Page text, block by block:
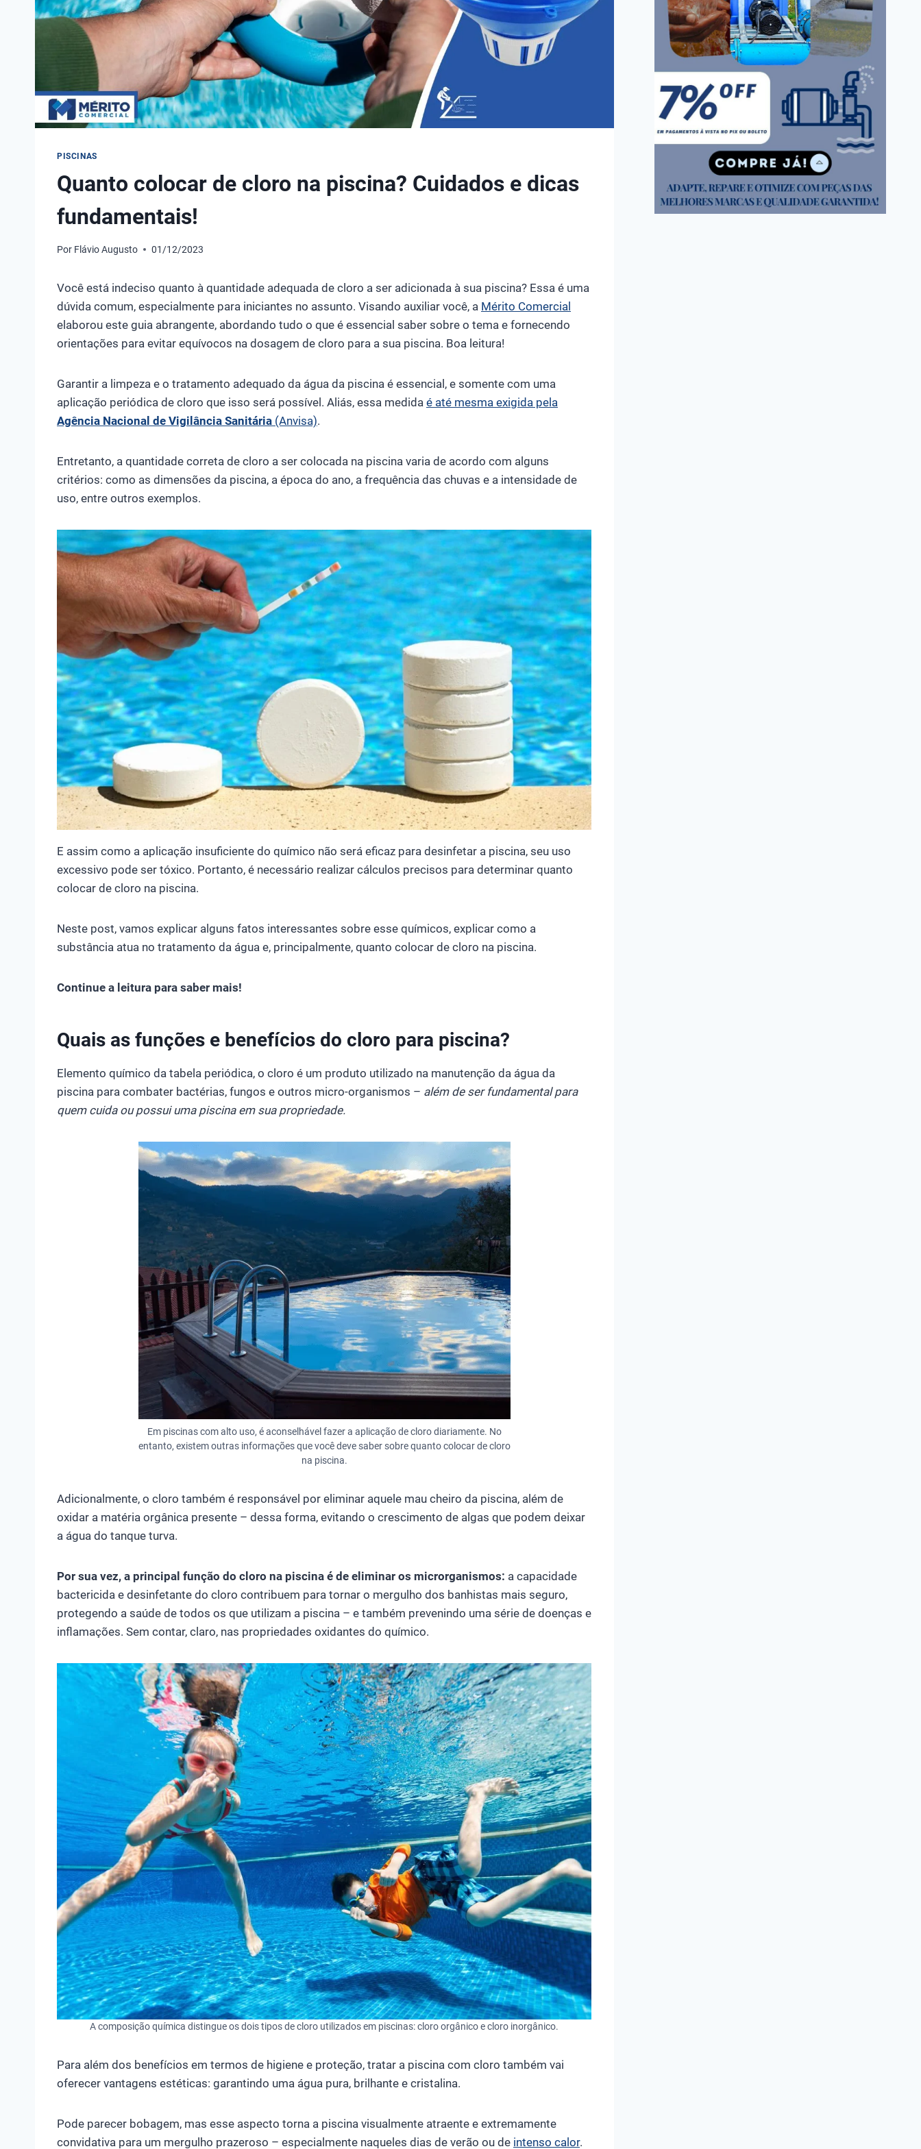
PISCINAS
Quanto colocar de cloro na piscina? Cuidados e dicas
fundamentais!
Por Flávio Augusto 01/12/2023
Você está indeciso quanto à quantidade adequada de cloro a ser adicionada à sua piscina? Essa é uma
dúvida comum, especialmente para iniciantes no assunto. Visando auxiliar você, a Mérito Comercial
elaborou este guia abrangente, abordando tudo o que é essencial saber sobre o tema e fornecendo
orientações para evitar equívocos na dosagem de cloro para a sua piscina. Boa leitura!
Garantir a limpeza e o tratamento adequado da água da piscina é essencial, e somente com uma
aplicação periódica de cloro que isso será possível. Aliás, essa medida é até mesma exigida pela
Agência Nacional de Vigilância Sanitária (Anvisa).
Entretanto, a quantidade correta de cloro a ser colocada na piscina varia de acordo com alguns
critérios: como as dimensões da piscina, a época do ano, a frequência das chuvas e a intensidade de
uso, entre outros exemplos.
E assim como a aplicação insuficiente do químico não será eficaz para desinfetar a piscina, seu uso
excessivo pode ser tóxico. Portanto, é necessário realizar cálculos precisos para determinar quanto
colocar de cloro na piscina.
Neste post, vamos explicar alguns fatos interessantes sobre esse químicos, explicar como a
substância atua no tratamento da água e, principalmente, quanto colocar de cloro na piscina.
Continue a leitura para saber mais!
Quais as funções e benefícios do cloro para piscina?
Elemento químico da tabela periódica, o cloro é um produto utilizado na manutenção da água da
piscina para combater bactérias, fungos e outros micro-organismos – além de ser fundamental para
quem cuida ou possui uma piscina em sua propriedade.
Em piscinas com alto uso, é aconselhável fazer a aplicação de cloro diariamente. No
entanto, existem outras informações que você deve saber sobre quanto colocar de cloro
na piscina.
Adicionalmente, o cloro também é responsável por eliminar aquele mau cheiro da piscina, além de
oxidar a matéria orgânica presente – dessa forma, evitando o crescimento de algas que podem deixar
a água do tanque turva.
Por sua vez, a principal função do cloro na piscina é de eliminar os microrganismos: a capacidade
bactericida e desinfetante do cloro contribuem para tornar o mergulho dos banhistas mais seguro,
protegendo a saúde de todos os que utilizam a piscina – e também prevenindo uma série de doenças e
inflamações. Sem contar, claro, nas propriedades oxidantes do químico.
A composição química distingue os dois tipos de cloro utilizados em piscinas: cloro orgânico e cloro inorgânico.
Para além dos benefícios em termos de higiene e proteção, tratar a piscina com cloro também vai
oferecer vantagens estéticas: garantindo uma água pura, brilhante e cristalina.
Pode parecer bobagem, mas esse aspecto torna a piscina visualmente atraente e extremamente
convidativa para um mergulho prazeroso – especialmente naqueles dias de verão ou de intenso calor.